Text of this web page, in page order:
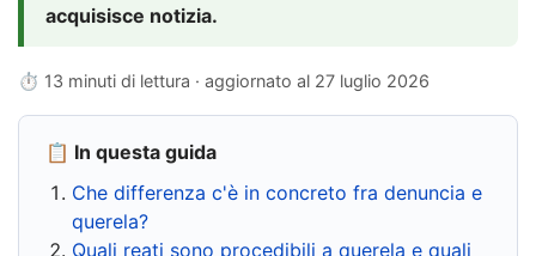
acquisisce notizia.
⏱ 13 minuti di lettura · aggiornato al 27 luglio 2026
📋 In questa guida
Che differenza c'è in concreto fra denuncia e
querela?
Quali reati sono procedibili a querela e quali